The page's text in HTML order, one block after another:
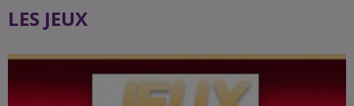
LES JEUX